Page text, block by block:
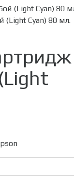
(Light Cyan) 80 мл.